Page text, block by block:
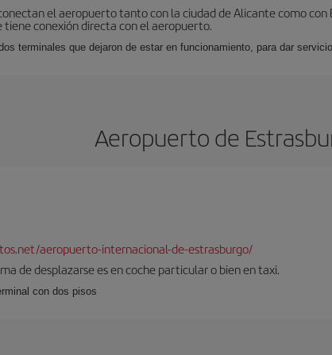
el aeropuerto tanto con la ciudad de Alicante como
conexión directa con el aeropuerto.
terminales que dejaron de estar en funcionamiento, para dar
Aeropuerto de
aeropuerto-internacional-de-estrasburgo/
de desplazarse es en coche particular o bien en taxi.
con dos pisos